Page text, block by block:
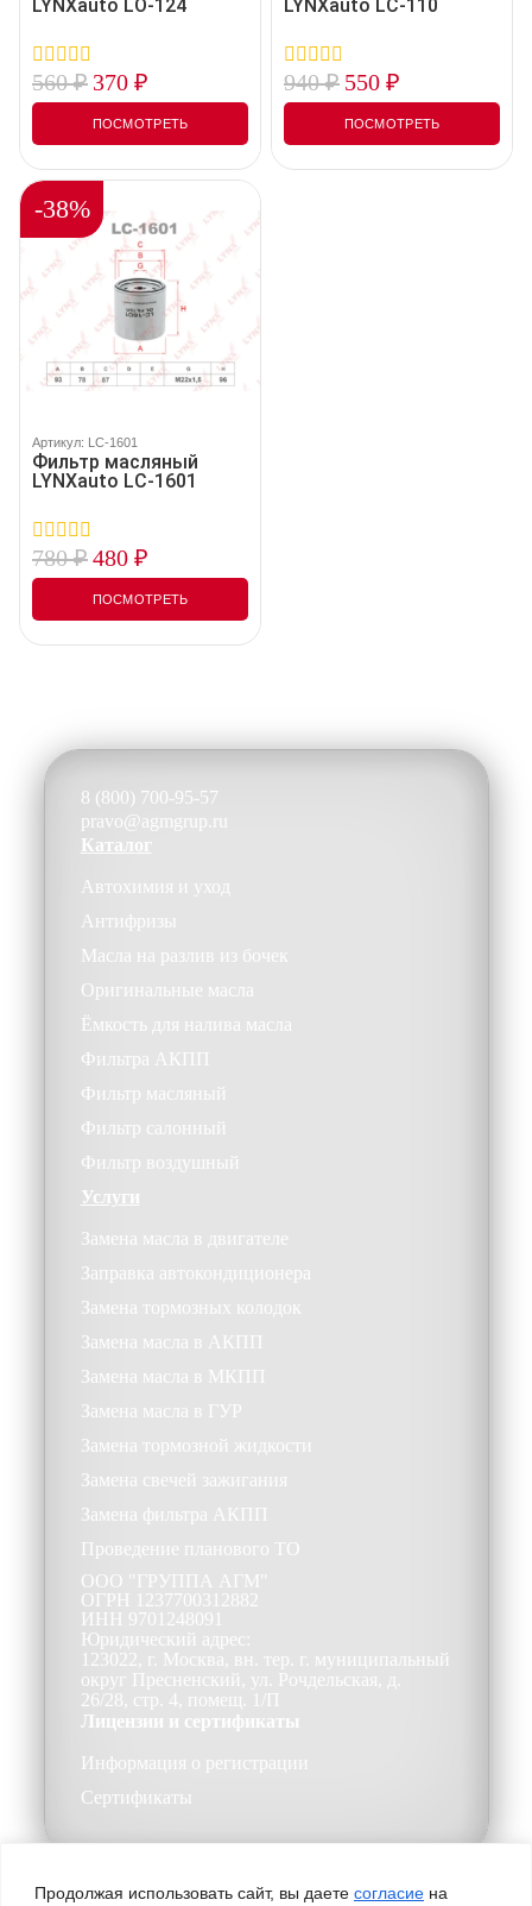
Продолжая использовать сайт, вы даете согласие на
LYNXauto LO-124
0
out
5
560₽ 370 ₽
ПОСМОТРЕТЬ
LYNXauto LC-110
0
out
5
940₽ 550 ₽
ПОСМОТРЕТЬ
-38%
Артикул: LC-1601
Фильтр масляный
LYNXauto LC-1601
0
out
5
780₽480 ₽
ПОСМОТРЕТЬ
8 (800) 700-95-57
pravo@agmgrup.ru
Каталог
Автохимия и уход
Антифризы
Масла на разлив из бочек
Оригинальные масла
Ёмкость для налива масла
Фильтра АКПП
Фильтр масляный
Фильтр салонный
Фильтр воздушный
Услуги
Замена масла в двигателе
Заправка автокондиционера
Замена тормозных колодок
Замена масла в АКПП
Замена масла в МКПП
Замена масла в ГУР
Замена тормозной жидкости
Замена свечей зажигания
Замена фильтра АКПП
Проведение планового ТО
ООО "ГРУППА АГМ"
ОГРН 1237700312882
ИНН 9701248091
Юридический адрес:
123022, г. Москва, вн. тер. г. муниципальный
округ Пресненский, ул. Рочдельская, д.
26/28, стр. 4, помещ. 1/П
Лицензии и сертификаты
Информация о регистрации
Сертификаты